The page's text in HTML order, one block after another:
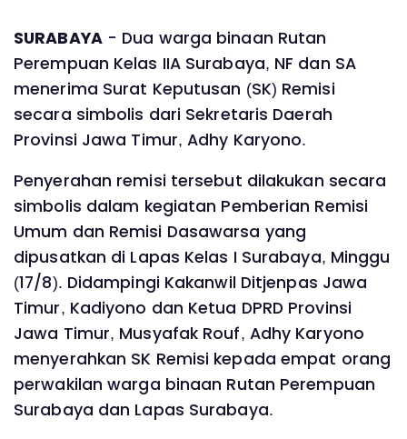
SURABAYA- Dua warga binaan Rutan
Perempuan Kelas IIA Surabaya, NF dan SA
menerima Surat Keputusan (SK) Remisi
secara simbolis dari Sekretaris Daerah
Provinsi Jawa Timur, Adhy Karyono.
Penyerahan remisi tersebut dilakukan secara
simbolis dalam kegiatan Pemberian Remisi
Umum dan Remisi Dasawarsa yang
dipusatkan di Lapas Kelas I Surabaya, Minggu
(17/8). Didampingi Kakanwil Ditjenpas Jawa
Timur, Kadiyono dan Ketua DPRD Provinsi
Jawa Timur, Musyafak Rouf, Adhy Karyono
menyerahkan SK Remisi kepada empat orang
perwakilan warga binaan Rutan Perempuan
Surabaya dan Lapas Surabaya.